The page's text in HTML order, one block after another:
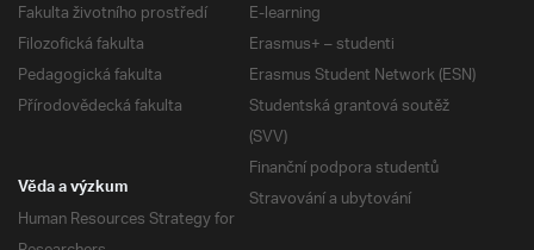
Fakulta životního prostředí
Filozofická fakulta
Pedagogická fakulta
Přírodovědecká fakulta
E-learning
Erasmus+ – studenti
Erasmus Student Network (ESN)
Studentská grantová soutěž
(SVV)
Finanční podpora studentů
Stravování a ubytování
Věda a výzkum
Human Resources Strategy for